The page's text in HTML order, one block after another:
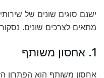
ישנם סוגים שונים של
מתאים לצרכים שונים.
1. אחסון משותף
אחסון משותף הוא הפתרון